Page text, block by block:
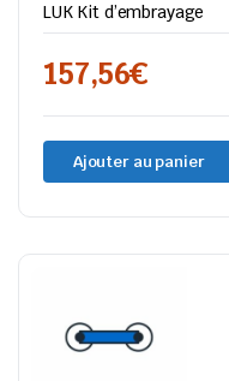
LUK Kit d’embrayage
157,56€
Ajouter au panier